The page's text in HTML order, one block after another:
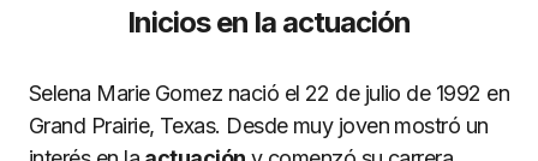
Inicios en la actuación
Selena Marie Gomez nació el 22 de julio de 1992 en
Grand Prairie, Texas. Desde muy joven mostró un